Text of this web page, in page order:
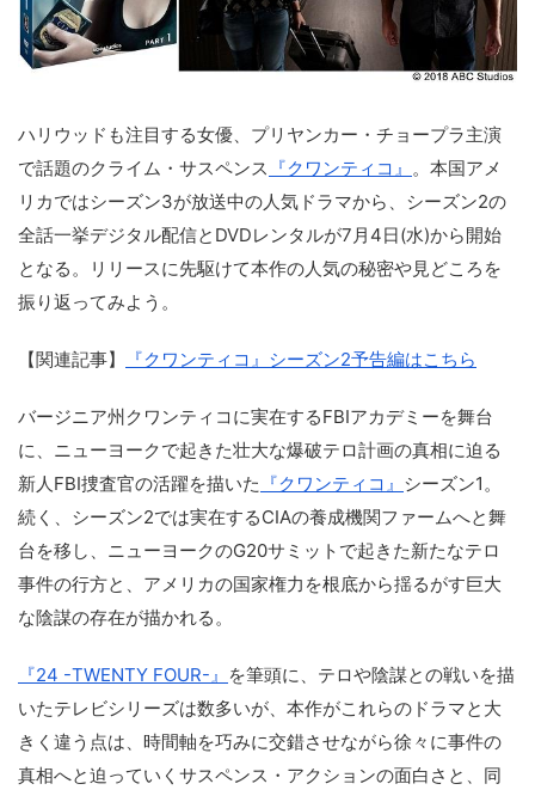
ハリウッドも注目する女優、プリヤンカー・チョープラ主演
で話題のクライム・サスペンス 『クワンティコ』 。本国アメ
リカではシーズン3が放送中の人気ドラマから、シーズン2の
全話一挙デジタル配信とDVDレンタルが7月4日(水)から開始
となる。リリースに先駆けて本作の人気の秘密や見どころを
振り返ってみよう。
【関連記事】 『クワンティコ』シーズン2予告編はこちら
バージニア州クワンティコに実在するFBIアカデミーを舞台
に、ニューヨークで起きた壮大な爆破テロ計画の真相に迫る
新人FBI捜査官の活躍を描いた 『クワンティコ』 シーズン1。
続く、シーズン2では実在するCIAの養成機関ファームへと舞
台を移し、ニューヨークのG20サミットで起きた新たなテロ
事件の行方と、アメリカの国家権力を根底から揺るがす巨大
な陰謀の存在が描かれる。
『24 -TWENTY FOUR-』 を筆頭に、テロや陰謀との戦いを描
いたテレビシリーズは数多いが、本作がこれらのドラマと大
きく違う点は、時間軸を巧みに交錯させながら徐々に事件の
真相へと迫っていくサスペンス・アクションの面白さと、同